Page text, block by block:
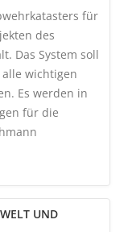
für
des
Das System soll
wichtigen
Es werden in
für die
UND